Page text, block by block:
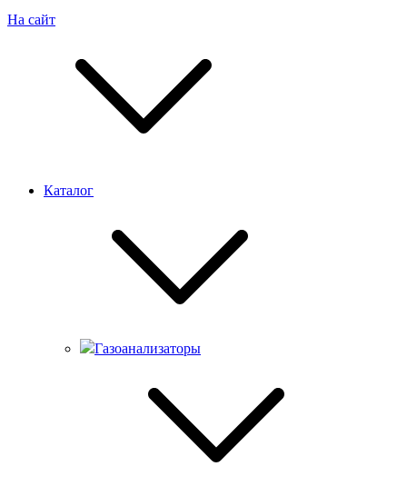
На сайт
Каталог
Газоанализаторы